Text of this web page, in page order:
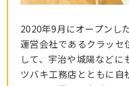
2020年9月にオープンし
運営会社であるクラッセ
して、宇治や城陽などに
ツバキ工務店とともに自